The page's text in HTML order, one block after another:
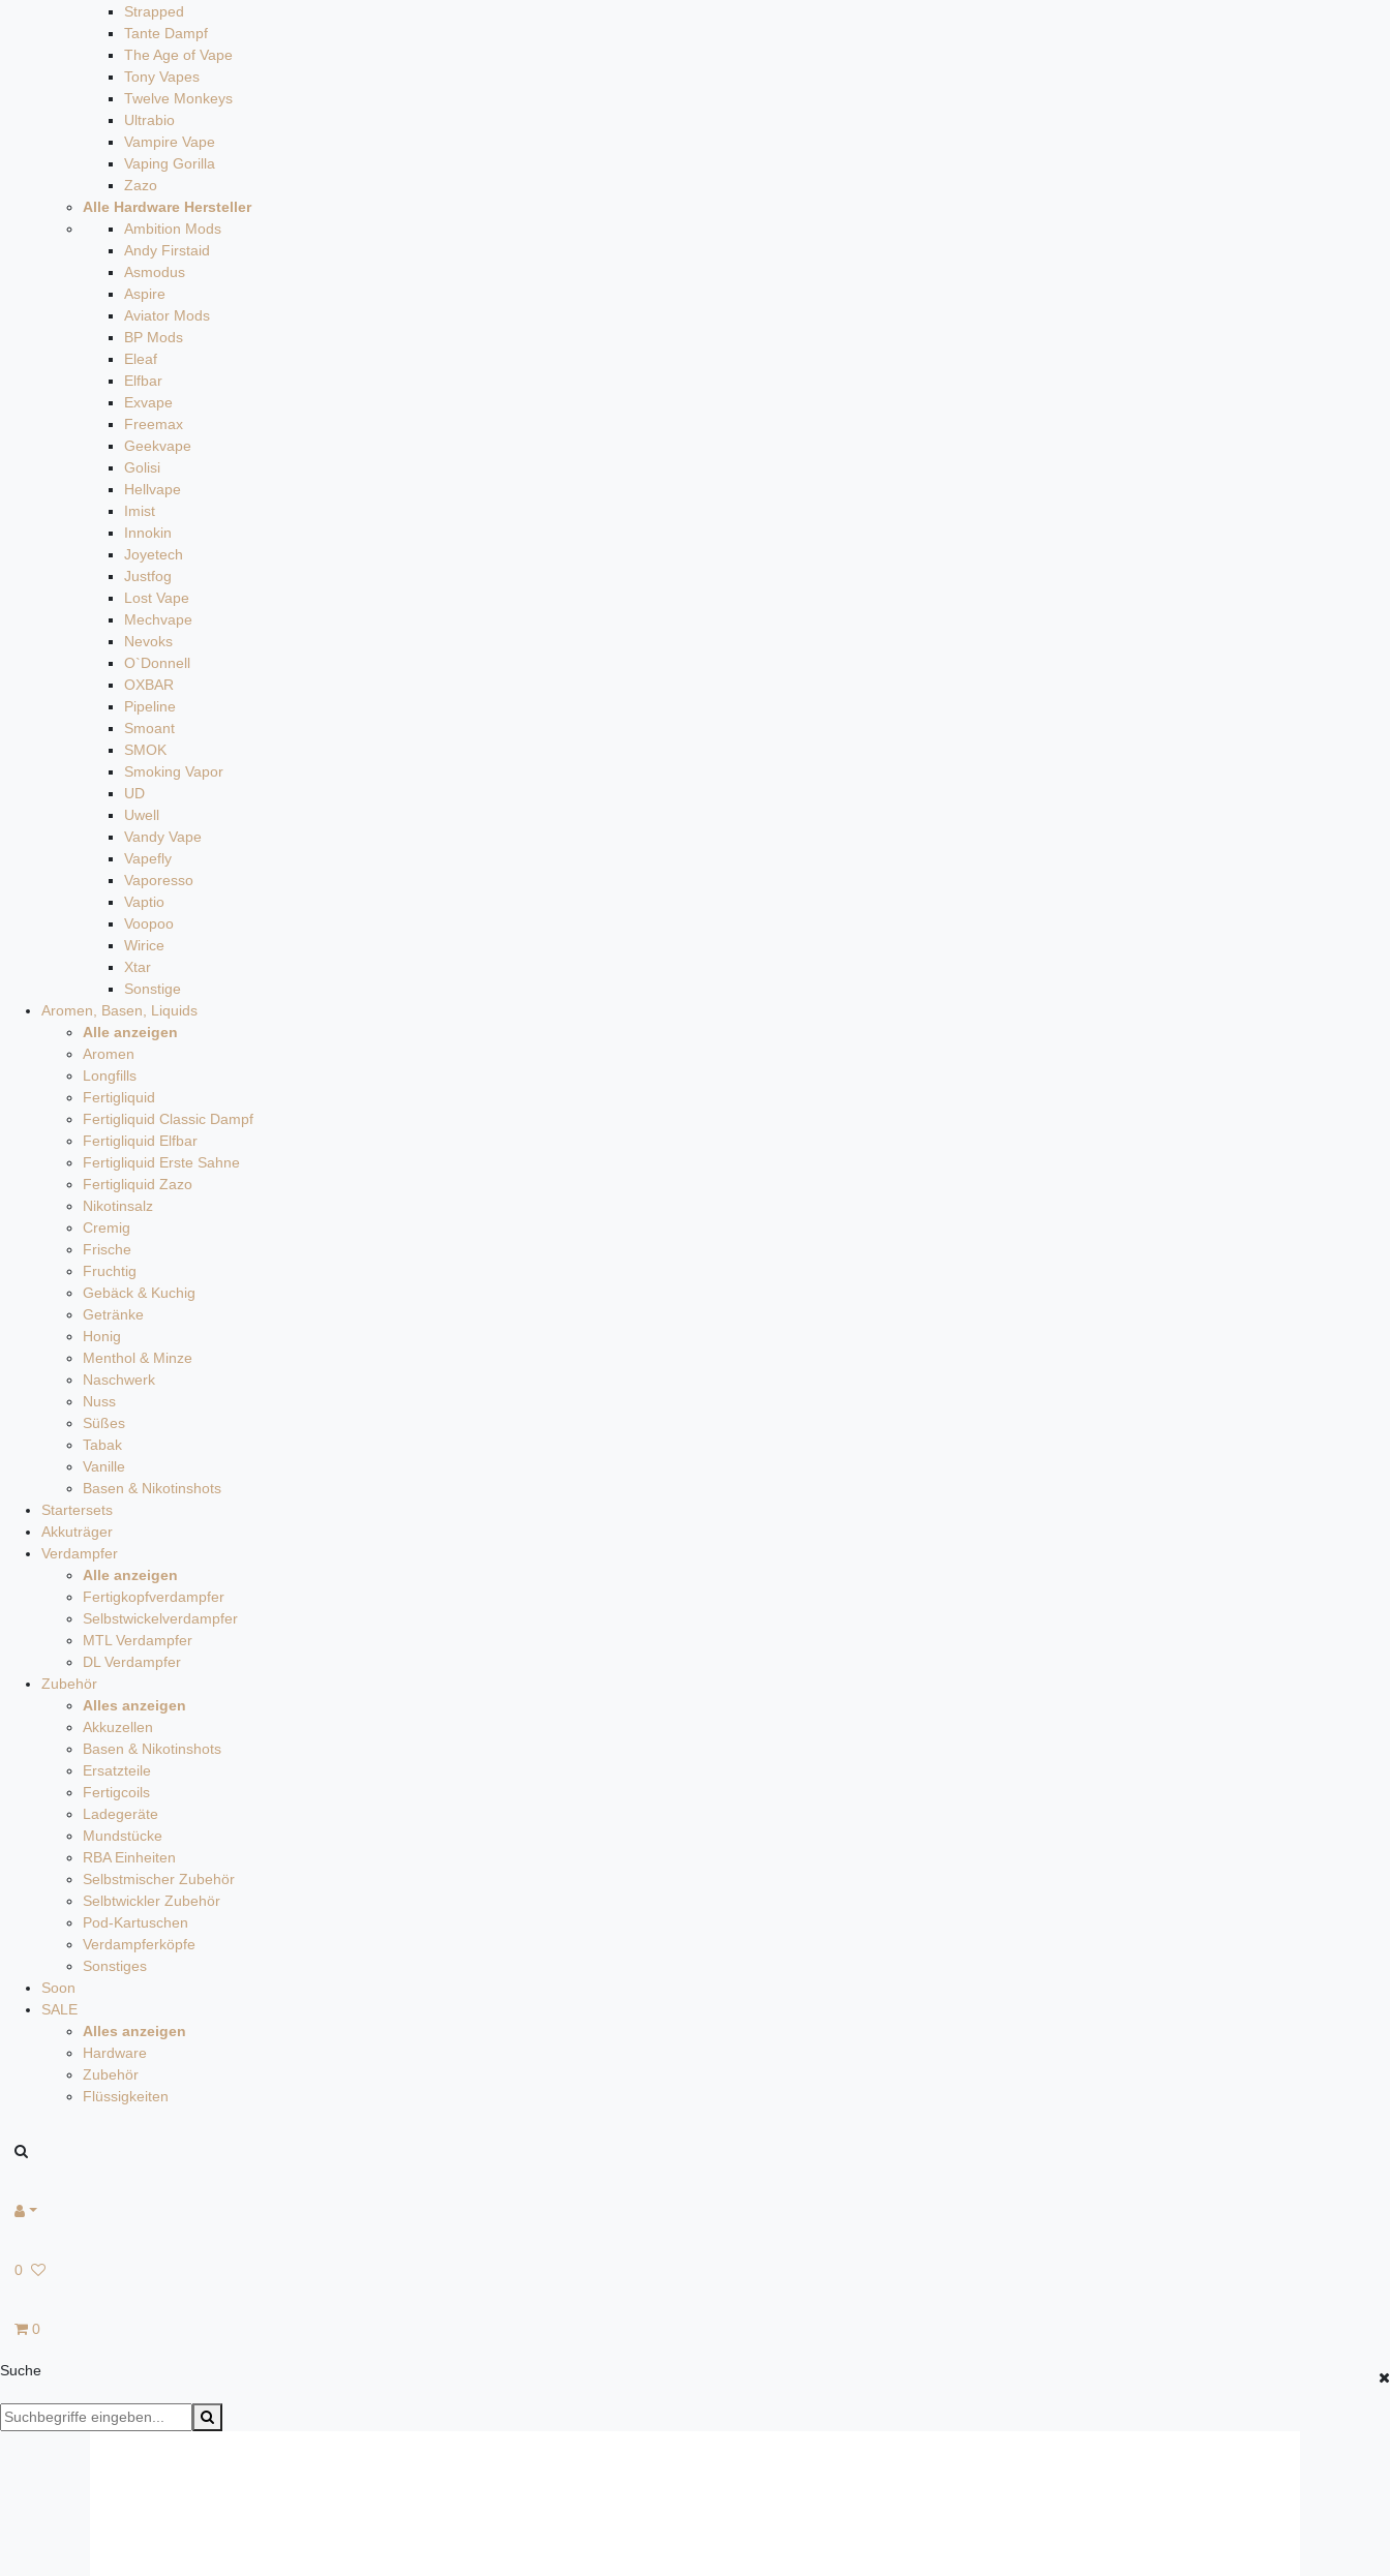
Strapped
Tante Dampf
The Age of Vape
Tony Vapes
Twelve Monkeys
Ultrabio
Vampire Vape
Vaping Gorilla
Zazo
Alle Hardware Hersteller
Ambition Mods
Andy Firstaid
Asmodus
Aspire
Aviator Mods
BP Mods
Eleaf
Elfbar
Exvape
Freemax
Geekvape
Golisi
Hellvape
Imist
Innokin
Joyetech
Justfog
Lost Vape
Mechvape
Nevoks
O`Donnell
OXBAR
Pipeline
Smoant
SMOK
Smoking Vapor
UD
Uwell
Vandy Vape
Vapefly
Vaporesso
Vaptio
Voopoo
Wirice
Xtar
Sonstige
Aromen, Basen, Liquids
Alle anzeigen
Aromen
Longfills
Fertigliquid
Fertigliquid Classic Dampf
Fertigliquid Elfbar
Fertigliquid Erste Sahne
Fertigliquid Zazo
Nikotinsalz
Cremig
Frische
Fruchtig
Gebäck & Kuchig
Getränke
Honig
Menthol & Minze
Naschwerk
Nuss
Süßes
Tabak
Vanille
Basen & Nikotinshots
Startersets
Akkuträger
Verdampfer
Alle anzeigen
Fertigkopfverdampfer
Selbstwickelverdampfer
MTL Verdampfer
DL Verdampfer
Zubehör
Alles anzeigen
Akkuzellen
Basen & Nikotinshots
Ersatzteile
Fertigcoils
Ladegeräte
Mundstücke
RBA Einheiten
Selbstmischer Zubehör
Selbtwickler Zubehör
Pod-Kartuschen
Verdampferköpfe
Sonstiges
Soon
SALE
Alles anzeigen
Hardware
Zubehör
Flüssigkeiten
0
0
Suche